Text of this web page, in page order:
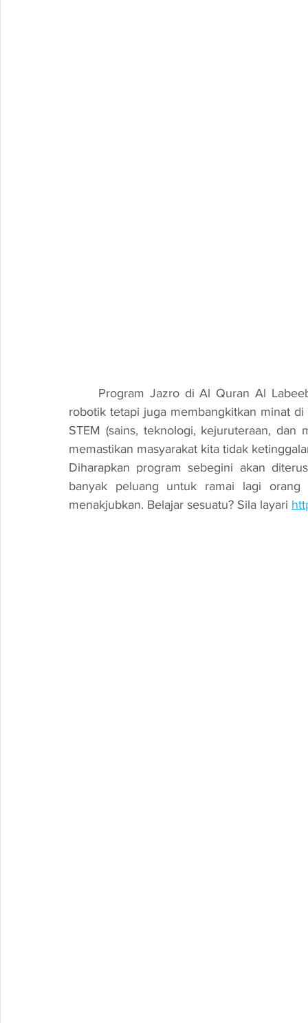
robotik tetapi juga membangkitkan minat
STEM (sains, teknologi, kejuruteraan,
memastikan masyarakat kita tidak
Diharapkan program sebegini akan
banyak peluang untuk ramai lagi
menakjubkan. Belajar sesuatu? Sila layari